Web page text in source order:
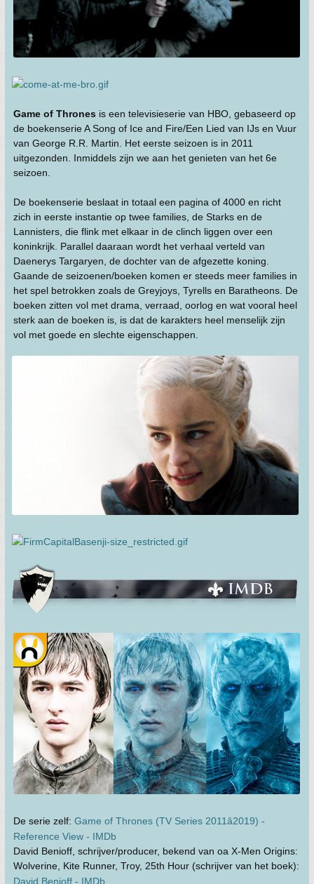
Game of Thrones is een televisieserie van HBO, gebaseerd op
de boekenserie A Song of Ice and Fire/Een Lied van IJs en Vuur
van George R.R. Martin. Het eerste seizoen is in 2011
uitgezonden. Inmiddels zijn we aan het genieten van het 6e
seizoen.
De boekenserie beslaat in totaal een pagina of 4000 en richt
zich in eerste instantie op twee families, de Starks en de
Lannisters, die flink met elkaar in de clinch liggen over een
koninkrijk. Parallel daaraan wordt het verhaal verteld van
Daenerys Targaryen, de dochter van de afgezette koning.
Gaande de seizoenen/boeken komen er steeds meer families in
het spel betrokken zoals de Greyjoys, Tyrells en Baratheons. De
boeken zitten vol met drama, verraad, oorlog en wat vooral heel
sterk aan de boeken is, is dat de karakters heel menselijk zijn
vol met goede en slechte eigenschappen.
De serie zelf: Game of Thrones (TV Series 2011â2019) -
Reference View - IMDb
David Benioff, schrijver/producer, bekend van oa X-Men Origins:
Wolverine, Kite Runner, Troy, 25th Hour (schrijver van het boek):
David Benioff - IMDb